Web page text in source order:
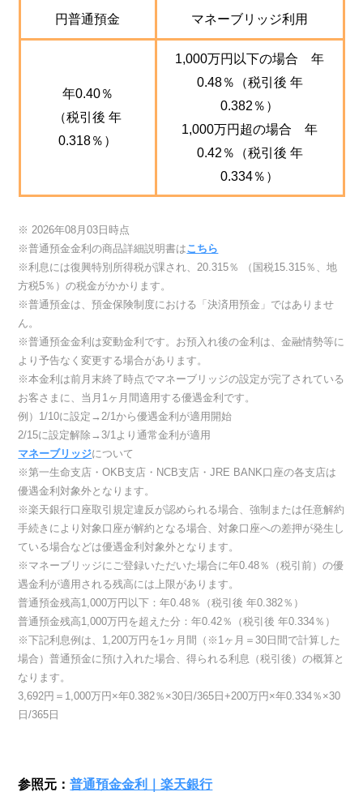
円普通預金 マネーブリッジ利用
年0.40％
（税引後 年
0.318％）
1,000万円以下の場合 年
0.48％（税引後 年
0.382％）
1,000万円超の場合 年
0.42％（税引後 年
0.334％）
※ 2026年08月03日時点
※普通預金金利の商品詳細説明書はこちら
※利息には復興特別所得税が課され、20.315％ （国税15.315％、地
方税5％）の税金がかかります。
※普通預金は、預金保険制度における「決済用預金」ではありませ
ん。
※普通預金金利は変動金利です。お預入れ後の金利は、金融情勢等に
より予告なく変更する場合があります。
※本金利は前月末終了時点でマネーブリッジの設定が完了されている
お客さまに、当月1ヶ月間適用する優遇金利です。
例）1/10に設定→2/1から優遇金利が適用開始
2/15に設定解除→3/1より通常金利が適用
マネーブリッジについて
※第一生命支店・OKB支店・NCB支店・JRE BANK口座の各支店は
優遇金利対象外となります。
※楽天銀行口座取引規定違反が認められる場合、強制または任意解約
手続きにより対象口座が解約となる場合、対象口座への差押が発生し
ている場合などは優遇金利対象外となります。
※マネーブリッジにご登録いただいた場合に年0.48％（税引前）の優
遇金利が適用される残高には上限があります。
普通預金残高1,000万円以下：年0.48％（税引後 年0.382％）
普通預金残高1,000万円を超えた分：年0.42％（税引後 年0.334％）
※下記利息例は、1,200万円を1ヶ月間（※1ヶ月＝30日間で計算した
場合）普通預金に預け入れた場合、得られる利息（税引後）の概算と
なります。
3,692円＝1,000万円×年0.382％×30日/365日+200万円×年0.334％×30
日/365日
参照元：普通預金金利｜楽天銀行